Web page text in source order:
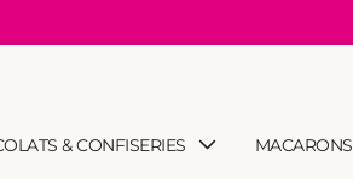
& CONFISERIES MACARONS